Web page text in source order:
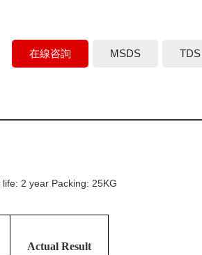
在線咨詢 MSDS TDS
2 year Packing: 25KG
Actual Result